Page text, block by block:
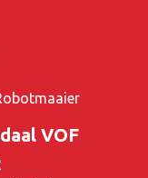
VOF